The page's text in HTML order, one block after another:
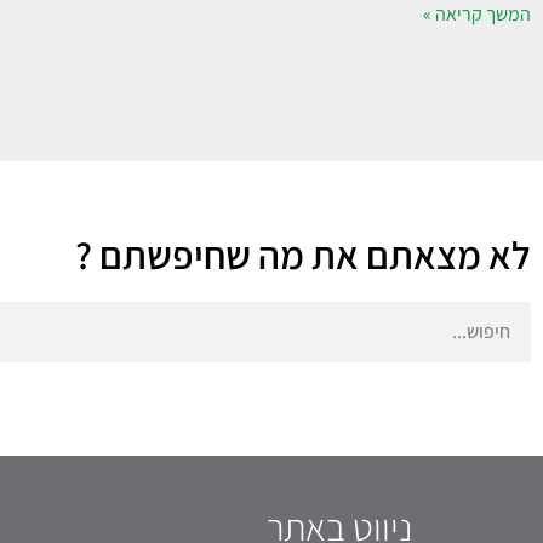
המשך קריאה »
לא מצאתם את מה שחיפשתם ?
ניווט באתר